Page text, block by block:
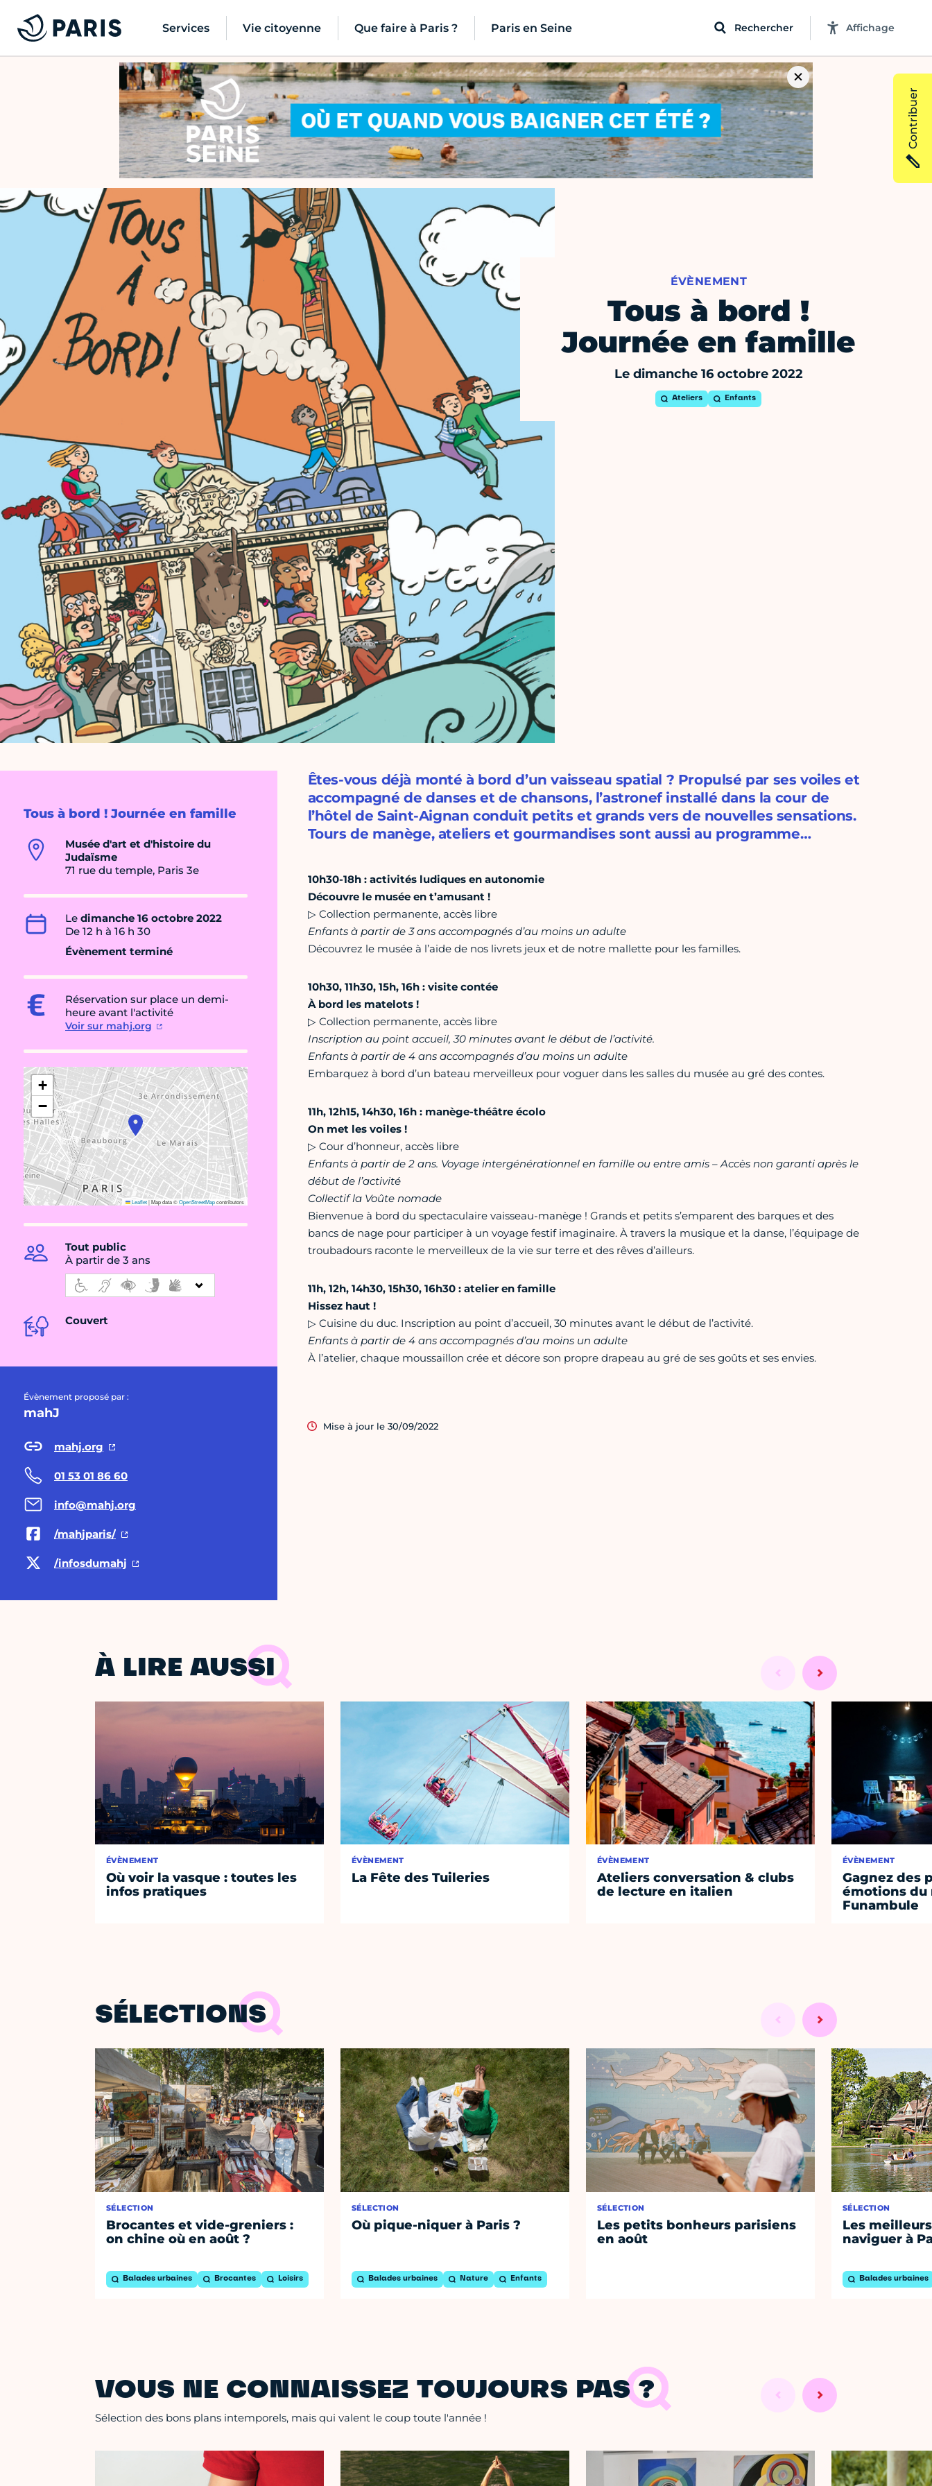
Services Vie citoyenne Que faire à Paris ? Paris en Seine Rechercher Affichage
ÉVÈNEMENT
Tous à bord !
Journée en famille
Le dimanche 16 octobre 2022
Ateliers Enfants
Tous à bord ! Journée en famille
Musée d'art et d'histoire du
Judaïsme
71 rue du temple, Paris 3e
Le dimanche 16 octobre 2022
De 12 h à 16 h 30
Évènement terminé
Réservation sur place un demi-
heure avant l'activité
Voir sur mahj.org
+
−
Leaflet|Map data ©OpenStreetMapcontributors
Tout public
À partir de 3 ans
Couvert
Évènement proposé par :
mahJ
mahj.org
01 53 01 86 60
info@mahj.org
/mahjparis/
/infosdumahj
Êtes-vous déjà monté à bord d’un vaisseau spatial ? Propulsé par ses voiles et
accompagné de danses et de chansons, l’astronef installé dans la cour de
l’hôtel de Saint-Aignan conduit petits et grands vers de nouvelles sensations.
Tours de manège, ateliers et gourmandises sont aussi au programme…
10h30-18h : activités ludiques en autonomie
Découvre le musée en t’amusant !
▷ Collection permanente, accès libre
Enfants à partir de 3 ans accompagnés d’au moins un adulte
Découvrez le musée à l’aide de nos livrets jeux et de notre mallette pour les familles.
10h30, 11h30, 15h, 16h : visite contée
À bord les matelots !
▷ Collection permanente, accès libre
Inscription au point accueil, 30 minutes avant le début de l’activité.
Enfants à partir de 4 ans accompagnés d’au moins un adulte
Embarquez à bord d’un bateau merveilleux pour voguer dans les salles du musée au gré des contes.
11h, 12h15, 14h30, 16h : manège-théâtre écolo
On met les voiles !
▷ Cour d’honneur, accès libre
Enfants à partir de 2 ans. Voyage intergénérationnel en famille ou entre amis – Accès non garanti après le
début de l’activité
Collectif la Voûte nomade
Bienvenue à bord du spectaculaire vaisseau-manège ! Grands et petits s’emparent des barques et des
bancs de nage pour participer à un voyage festif imaginaire. À travers la musique et la danse, l’équipage de
troubadours raconte le merveilleux de la vie sur terre et des rêves d’ailleurs.
11h, 12h, 14h30, 15h30, 16h30 : atelier en famille
Hissez haut !
▷ Cuisine du duc. Inscription au point d’accueil, 30 minutes avant le début de l’activité.
Enfants à partir de 4 ans accompagnés d’au moins un adulte
À l’atelier, chaque moussaillon crée et décore son propre drapeau au gré de ses goûts et ses envies.
Mise à jour le 30/09/2022
À LIRE AUSSI
ÉVÈNEMENT
Où voir la vasque : toutes les
infos pratiques
ÉVÈNEMENT
La Fête des Tuileries
ÉVÈNEMENT
Ateliers conversation & clubs
de lecture en italien
ÉVÈNEMENT
Gagnez des
émotions du
Funambule
SÉLECTIONS
SÉLECTION
Brocantes et vide-greniers :
on chine où en août ?
Balades urbaines Brocantes Loisirs
SÉLECTION
Où pique-niquer à Paris ?
Balades urbaines Nature Enfants
SÉLECTION
Les petits bonheurs parisiens
en août
SÉLECTION
Les
naviguer à
Balades urbaines
VOUS NE CONNAISSEZ TOUJOURS PAS ?
Sélection des bons plans intemporels, mais qui valent le coup toute l'année !
Contribuer